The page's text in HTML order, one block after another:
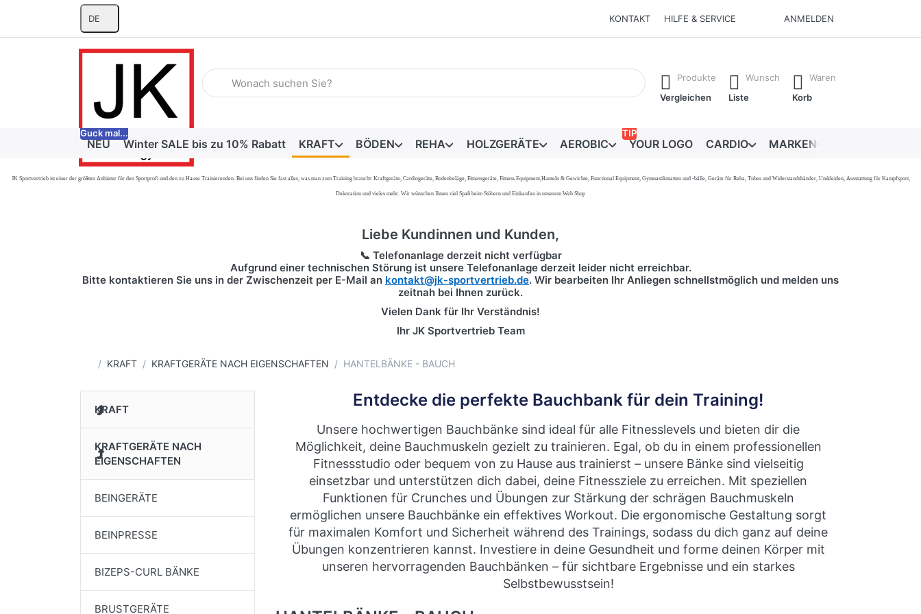
DE KONTAKT HILFE & SERVICE ANMELDEN
Geben Sie einen Suchbegriff ein. Während Sie tippen, erscheinen automatisch erste Ergebnisse. Drücken Sie die Eingabetaste, um alle Ergebnisse
Produkte
Vergleichen
Wunsch
Liste
Waren
Korb
NEU
Guck mal...
Winter SALE bis zu 10% Rabatt KRAFT BÖDEN REHA HOLZGERÄTE AEROBIC YOUR LOGO
TIP
CARDIO MARKEN
JK Sportvertrieb ist einer der größten Anbieter für den Sportprofi und den zu Hause Trainierenden. Bei uns finden Sie fast alles, was man zum Training braucht: Kraftgeräte, Cardiogeräte, Bodenbeläge, Fitnessgeräte, Fitness Equipment,Hanteln & Gewichte, Functional Equipment, Gymnastikmatten und -bälle, Geräte für Reha, Tubes und Widerstandsbänder, Umkleiden, Ausstattung für Kampfsport,
Dekoration und vieles mehr. Wir wünschen Ihnen viel Spaß beim Stöbern und Einkaufen in unserem Web Shop
Liebe Kundinnen und Kunden,
📞 Telefonanlage derzeit nicht verfügbar
Aufgrund einer technischen Störung ist unsere Telefonanlage derzeit leider nicht erreichbar.
Bitte kontaktieren Sie uns in der Zwischenzeit per E-Mail an kontakt@jk-sportvertrieb.de. Wir bearbeiten Ihr Anliegen schnellstmöglich und melden uns
zeitnah bei Ihnen zurück.
Vielen Dank für Ihr Verständnis!
Ihr JK Sportvertrieb Team
Startseite
KRAFT KRAFTGERÄTE NACH EIGENSCHAFTEN HANTELBÄNKE - BAUCH
KRAFT
KRAFTGERÄTE NACH
EIGENSCHAFTEN
BEINGERÄTE
BEINPRESSE
BIZEPS-CURL BÄNKE
BRUSTGERÄTE
Entdecke die perfekte Bauchbank für dein Training!
Unsere hochwertigen Bauchbänke sind ideal für alle Fitnesslevels und bieten dir die
Möglichkeit, deine Bauchmuskeln gezielt zu trainieren. Egal, ob du in einem professionellen
Fitnessstudio oder bequem von zu Hause aus trainierst – unsere Bänke sind vielseitig
einsetzbar und unterstützen dich dabei, deine Fitnessziele zu erreichen. Mit speziellen
Funktionen für Crunches und Übungen zur Stärkung der schrägen Bauchmuskeln
ermöglichen unsere Bauchbänke ein effektives Workout. Die ergonomische Gestaltung sorgt
für maximalen Komfort und Sicherheit während des Trainings, sodass du dich ganz auf deine
Übungen konzentrieren kannst. Investiere in deine Gesundheit und forme deinen Körper mit
unseren hervorragenden Bauchbänken – für sichtbare Ergebnisse und ein starkes
Selbstbewusstsein!